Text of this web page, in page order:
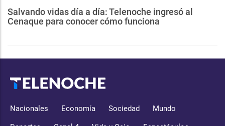
Salvando vidas día a día: Telenoche ingresó al
Cenaque para conocer cómo funciona
Nacionales Economía Sociedad Mundo